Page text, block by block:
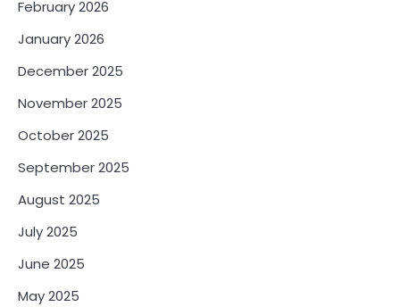
February 2026
January 2026
December 2025
November 2025
October 2025
September 2025
August 2025
July 2025
June 2025
May 2025